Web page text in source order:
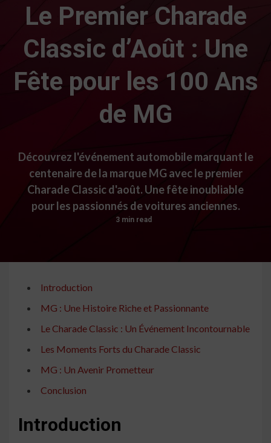
Le Premier Charade
Classic d’Août : Une
Fête pour les 100 Ans
de MG
Découvrez l'événement automobile marquant le
centenaire de la marque MG avec le premier
Charade Classic d'août. Une fête inoubliable
pour les passionnés de voitures anciennes.
3 min read
Introduction
MG : Une Histoire Riche et Passionnante
Le Charade Classic : Un Événement Incontournable
Les Moments Forts du Charade Classic
MG : Un Avenir Prometteur
Conclusion
Introduction